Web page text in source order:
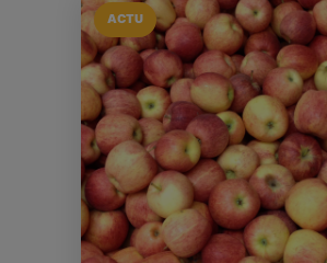
ACTU